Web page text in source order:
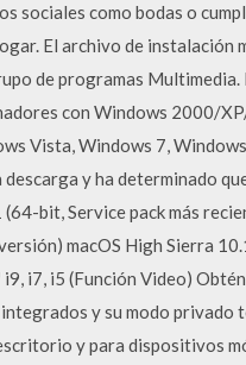
sociales como bodas o
El archivo de instalación
de programas Multimedia.
con Windows 2000/
Vista, Windows 7,
y ha determinado
bit, Service pack más
macOS High Sierra
i5 (Función Video)
y su modo privado
y para dispositivos